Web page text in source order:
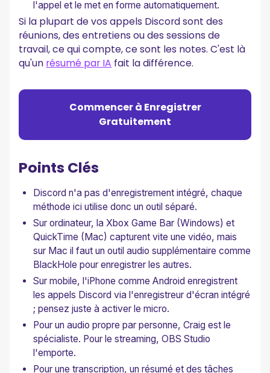
l'appel et le met en forme automatiquement.
Si la plupart de vos appels Discord sont des
réunions, des entretiens ou des sessions de
travail, ce qui compte, ce sont les notes. C'est là
qu'un résumé par IA fait la différence.
Commencer à Enregistrer
Gratuitement
Points Clés
Discord n'a pas d'enregistrement intégré, chaque
méthode ici utilise donc un outil séparé.
Sur ordinateur, la Xbox Game Bar (Windows) et
QuickTime (Mac) capturent vite une vidéo, mais
sur Mac il faut un outil audio supplémentaire comme
BlackHole pour enregistrer les autres.
Sur mobile, l'iPhone comme Android enregistrent
les appels Discord via l'enregistreur d'écran intégré
; pensez juste à activer le micro.
Pour un audio propre par personne, Craig est le
spécialiste. Pour le streaming, OBS Studio
l'emporte.
Pour une transcription, un résumé et des tâches